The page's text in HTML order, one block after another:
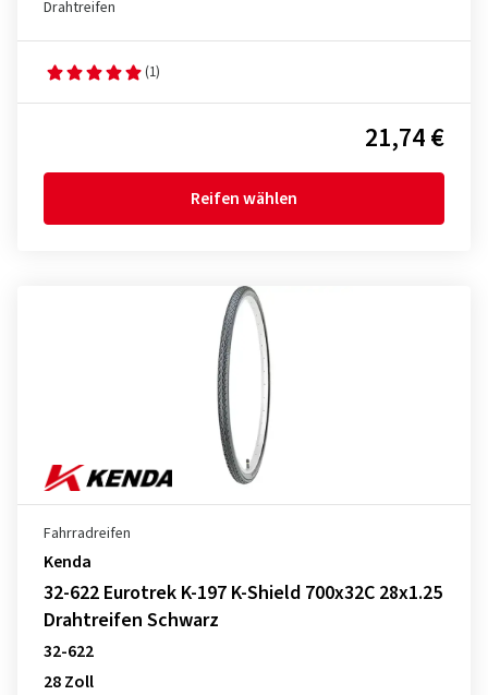
Drahtreifen
(1)
21,74 €
Reifen wählen
Fahrradreifen
Kenda
32-622 Eurotrek K-197 K-Shield 700x32C 28x1.25
Drahtreifen Schwarz
32-622
28 Zoll